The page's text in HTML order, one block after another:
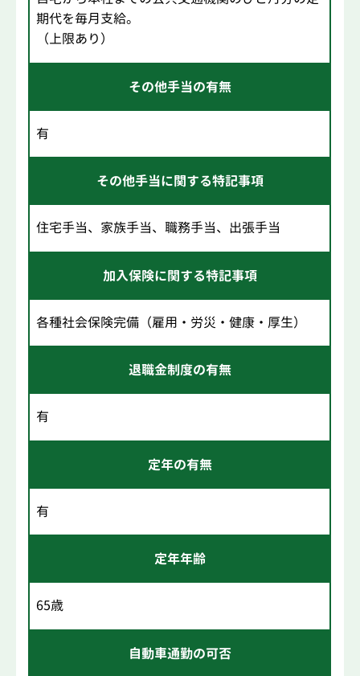
期代を毎月支給。
（上限あり）
その他手当の有無
有
その他手当に関する特記事項
住宅手当、家族手当、職務手当、出張手当
加入保険に関する特記事項
各種社会保険完備（雇用・労災・健康・厚生）
退職金制度の有無
有
定年の有無
有
定年年齢
65歳
自動車通勤の可否